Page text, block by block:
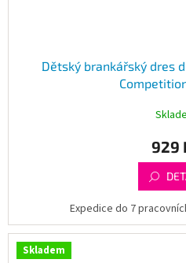
Dětský brankářský dres
929
Expedice do 7
Skladem